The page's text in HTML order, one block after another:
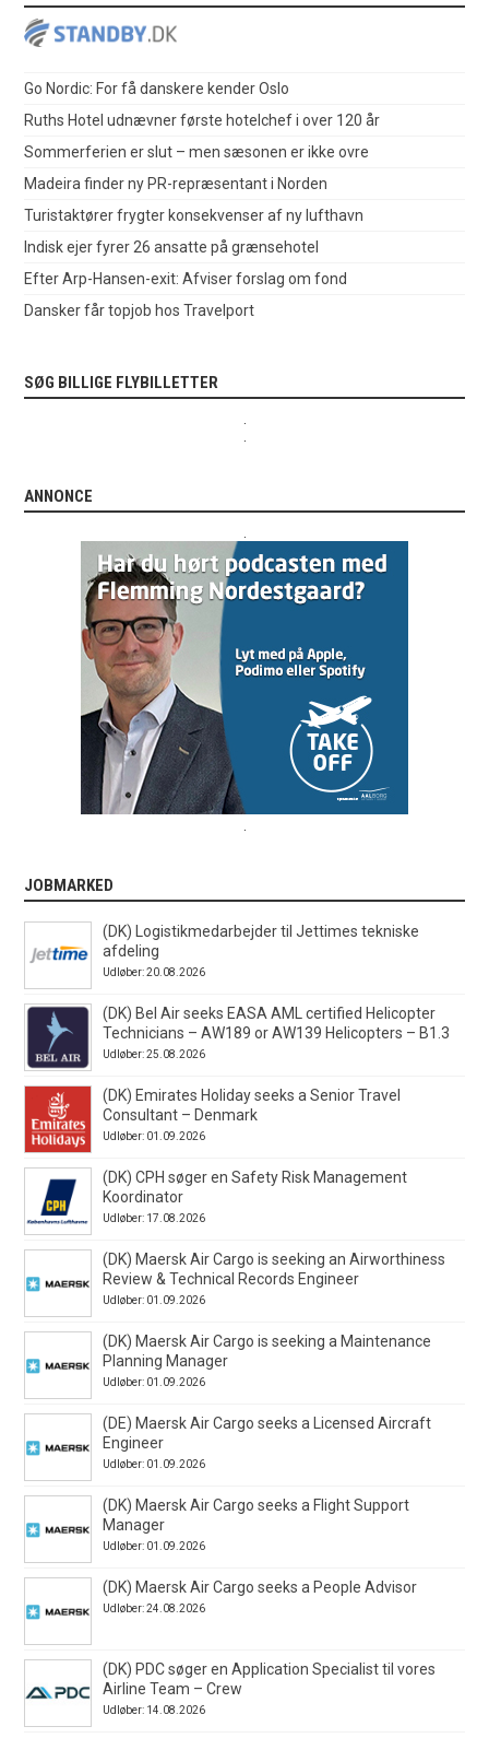
Go Nordic: For få danskere kender Oslo
Ruths Hotel udnævner første hotelchef i over 120 år
Sommerferien er slut – men sæsonen er ikke ovre
Madeira finder ny PR-repræsentant i Norden
Turistaktører frygter konsekvenser af ny lufthavn
Indisk ejer fyrer 26 ansatte på grænsehotel
Efter Arp-Hansen-exit: Afviser forslag om fond
Dansker får topjob hos Travelport
SØG BILLIGE FLYBILLETTER
ANNONCE
JOBMARKED
(DK) Logistikmedarbejder til Jettimes tekniske
afdeling
Udløber: 20.08.2026
(DK) Bel Air seeks EASA AML certified Helicopter
Technicians – AW189 or AW139 Helicopters – B1.3
Udløber: 25.08.2026
(DK) Emirates Holiday seeks a Senior Travel
Consultant – Denmark
Udløber: 01.09.2026
(DK) CPH søger en Safety Risk Management
Koordinator
Udløber: 17.08.2026
(DK) Maersk Air Cargo is seeking an Airworthiness
Review & Technical Records Engineer
Udløber: 01.09.2026
(DK) Maersk Air Cargo is seeking a Maintenance
Planning Manager
Udløber: 01.09.2026
(DE) Maersk Air Cargo seeks a Licensed Aircraft
Engineer
Udløber: 01.09.2026
(DK) Maersk Air Cargo seeks a Flight Support
Manager
Udløber: 01.09.2026
(DK) Maersk Air Cargo seeks a People Advisor
Udløber: 24.08.2026
(DK) PDC søger en Application Specialist til vores
Airline Team – Crew
Udløber: 14.08.2026